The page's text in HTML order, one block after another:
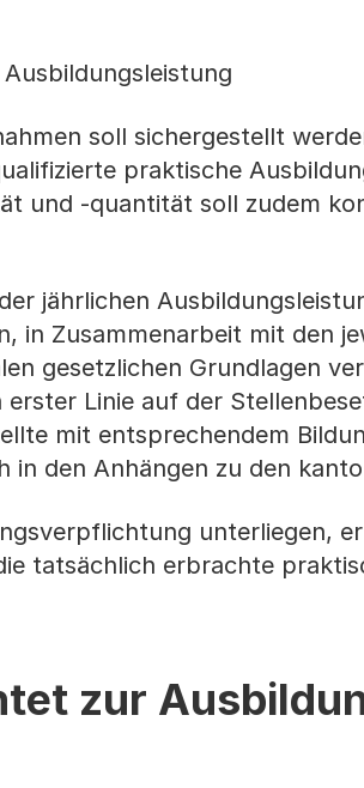
soll sichergestellt
praktische
und -quantität soll zudem
jährlichen
in Zusammenarbeit mit den
gesetzlichen Grundlagen
Linie auf der
mit entsprechendem
in den Anhängen zu den
unterliegen,
tatsächlich erbrachte
zur